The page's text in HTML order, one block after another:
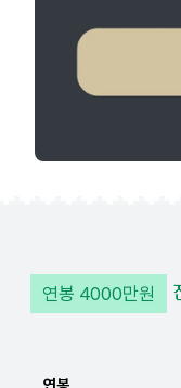
연봉 4000만원